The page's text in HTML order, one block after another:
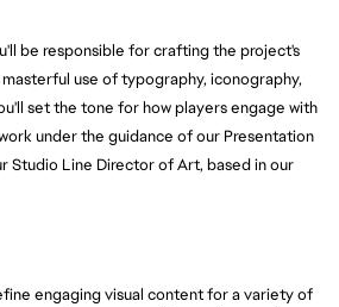
be responsible for crafting the project's
use of typography, iconography,
set the tone for how players engage with
under the guidance of our Presentation
Studio Line Director of Art, based in our
engaging visual content for a variety of